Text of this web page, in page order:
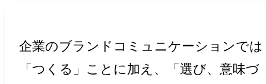
企業のブランドコミュニケーションでは
「つくる」ことに加え、「選び、意味づ